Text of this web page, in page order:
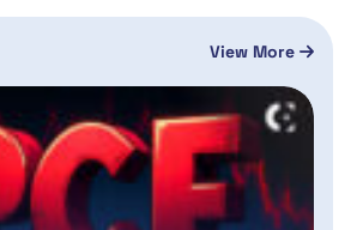
View More